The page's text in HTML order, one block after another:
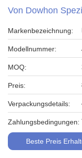
Von Dowhon
Markenbezeichnung:
Modellnummer:
MOQ:
Preis:
Verpackungsdetails:
Zahlungsbedingungen:
Beste Preis